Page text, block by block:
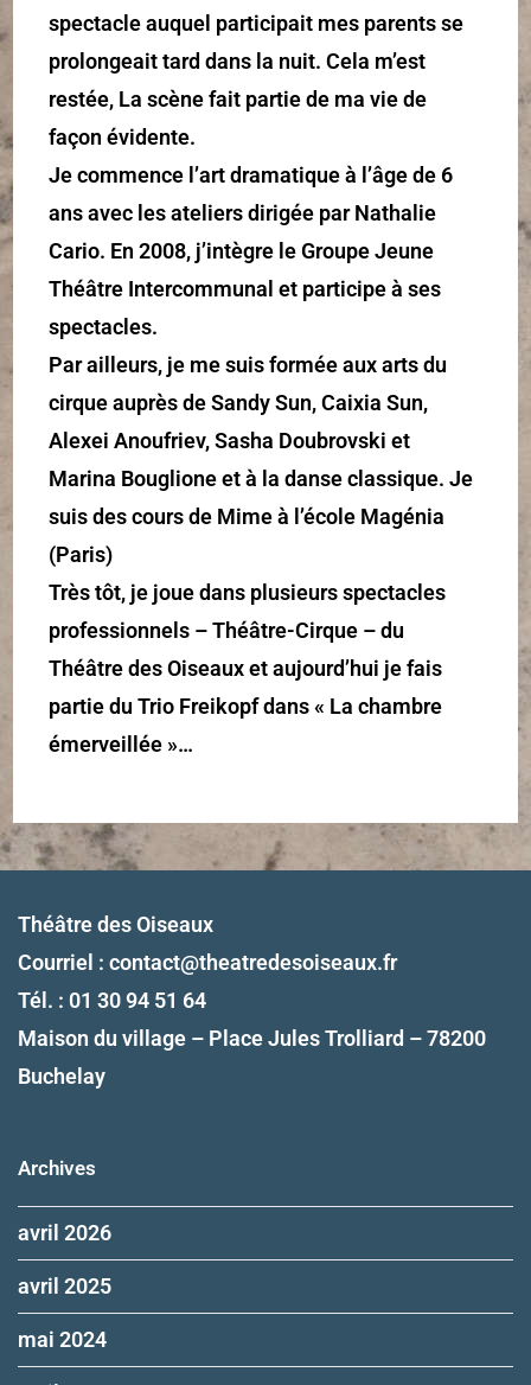
spectacle auquel participait mes parents se
prolongeait tard dans la nuit. Cela m’est
restée, La scène fait partie de ma vie de
façon évidente.
Je commence l’art dramatique à l’âge de 6
ans avec les ateliers dirigée par Nathalie
Cario. En 2008, j’intègre le Groupe Jeune
Théâtre Intercommunal et participe à ses
spectacles.
Par ailleurs, je me suis formée aux arts du
cirque auprès de Sandy Sun, Caixia Sun,
Alexei Anoufriev, Sasha Doubrovski et
Marina Bouglione et à la danse classique. Je
suis des cours de Mime à l’école Magénia
(Paris)
Très tôt, je joue dans plusieurs spectacles
professionnels – Théâtre-Cirque – du
Théâtre des Oiseaux et aujourd’hui je fais
partie du Trio Freikopf dans « La chambre
émerveillée »…
Théâtre des Oiseaux
Courriel : contact@theatredesoiseaux.fr
Tél. : 01 30 94 51 64
Maison du village – Place Jules Trolliard – 78200
Buchelay
Archives
avril 2026
avril 2025
mai 2024